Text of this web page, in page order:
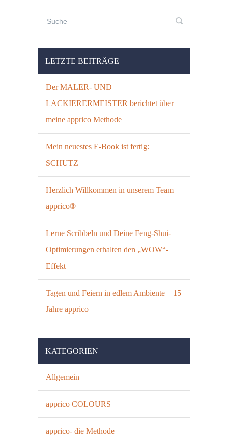
LETZTE BEITRÄGE
Der MALER- UND
LACKIERERMEISTER berichtet über
meine apprico Methode
Mein neuestes E-Book ist fertig:
SCHUTZ
Herzlich Willkommen in unserem Team
apprico®
Lerne Scribbeln und Deine Feng-Shui-
Optimierungen erhalten den „WOW“-
Effekt
Tagen und Feiern in edlem Ambiente – 15
Jahre apprico
KATEGORIEN
Allgemein
apprico COLOURS
apprico- die Methode